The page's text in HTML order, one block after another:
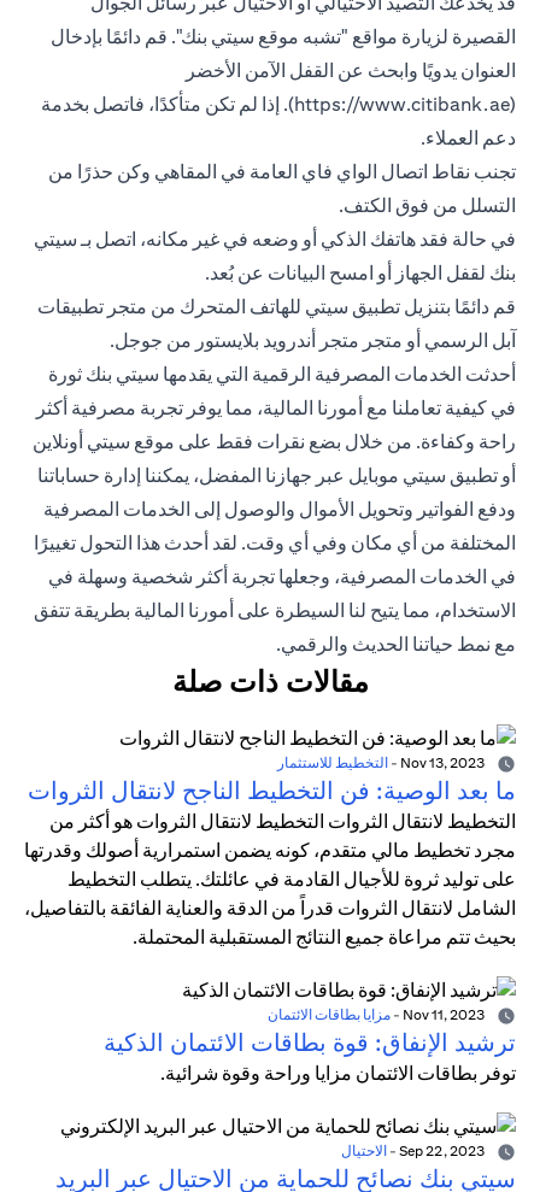
القصيرة لزيارة مواقع "تشبه موقع سيتي بنك". قم دائمًا بإدخال
العنوان يدويًا وابحث عن القفل الآمن الأخضر
(https://www.citibank.ae). إذا لم تكن متأكدًا، فاتصل بخدمة
دعم العملاء.
تجنب نقاط اتصال الواي فاي العامة في المقاهي وكن حذرًا من
التسلل من فوق الكتف.
في حالة فقد هاتفك الذكي أو وضعه في غير مكانه، اتصل بـ سيتي
بنك لقفل الجهاز أو امسح البيانات عن بُعد.
قم دائمًا بتنزيل تطبيق سيتي للهاتف المتحرك من متجر تطبيقات
آبل الرسمي أو متجر متجر أندرويد بلايستور من جوجل.
أحدثت الخدمات المصرفية الرقمية التي يقدمها سيتي بنك ثورة
في كيفية تعاملنا مع أمورنا المالية، مما يوفر تجربة مصرفية أكثر
راحة وكفاءة. من خلال بضع نقرات فقط على موقع سيتي أونلاين
أو تطبيق سيتي موبايل عبر جهازنا المفضل، يمكننا إدارة حساباتنا
ودفع الفواتير وتحويل الأموال والوصول إلى الخدمات المصرفية
المختلفة من أي مكان وفي أي وقت. لقد أحدث هذا التحول تغييرًا
في الخدمات المصرفية، وجعلها تجربة أكثر شخصية وسهلة في
الاستخدام، مما يتيح لنا السيطرة على أمورنا المالية بطريقة تتفق
مع نمط حياتنا الحديث والرقمي.
مقالات ذات صلة
- التخطيط للاستثمار
ما بعد الوصية: فن التخطيط الناجح لانتقال الثروات
التخطيط لانتقال الثروات التخطيط لانتقال الثروات هو أكثر من
مجرد تخطيط مالي متقدم، كونه يضمن استمرارية أصولك وقدرتها
على توليد ثروة للأجيال القادمة في عائلتك. يتطلب التخطيط
الشامل لانتقال الثروات قدراً من الدقة والعناية الفائقة بالتفاصيل،
بحيث تتم مراعاة جميع النتائج المستقبلية المحتملة.
- مزايا بطاقات الائتمان
ترشيد الإنفاق: قوة بطاقات الائتمان الذكية
توفر بطاقات الائتمان مزايا وراحة وقوة شرائية.
- الاحتيال
سيتي بنك نصائح للحماية من الاحتيال عبر البريد